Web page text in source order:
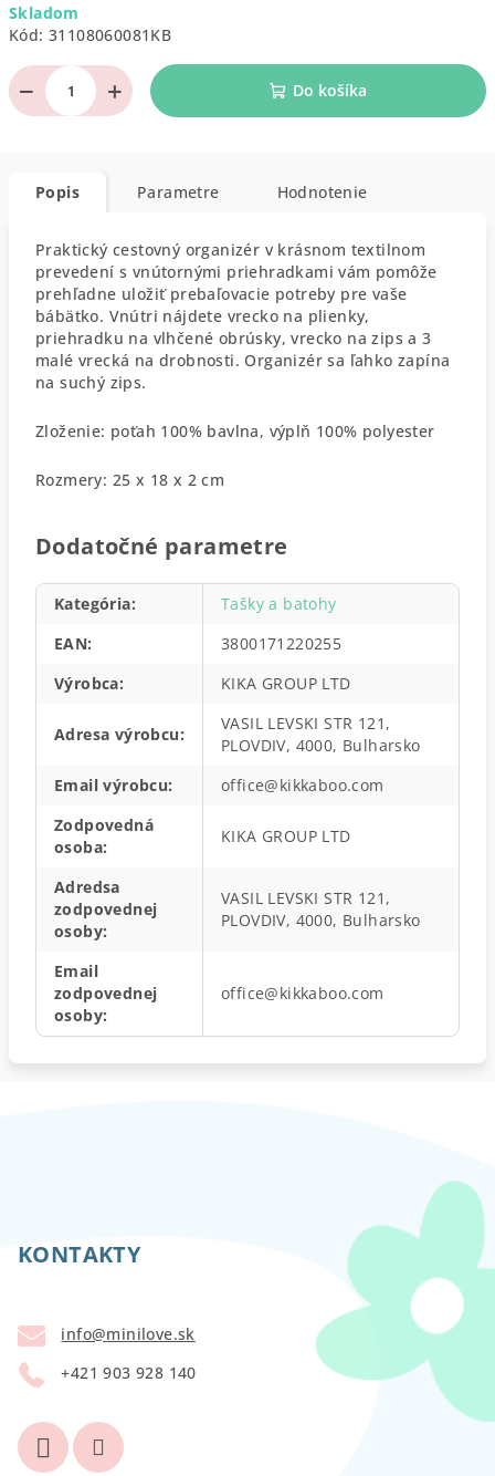
cena:
Skladom
Kód: 31108060081KB
+
− Do košíka
Popis Parametre Hodnotenie
Praktický cestovný organizér v krásnom textilnom
prevedení s vnútornými priehradkami vám pomôže
prehľadne uložiť prebaľovacie potreby pre vaše
bábätko. Vnútri nájdete vrecko na plienky,
priehradku na vlhčené obrúsky, vrecko na zips a 3
malé vrecká na drobnosti. Organizér sa ľahko zapína
na suchý zips.
Zloženie: poťah 100% bavlna, výplň 100% polyester
Rozmery: 25 x 18 x 2 cm
Dodatočné parametre
Kategória:
Tašky a batohy
EAN:
3800171220255
Výrobca: KIKA GROUP LTD
Adresa výrobcu:
VASIL LEVSKI STR 121,
PLOVDIV, 4000, Bulharsko
Email výrobcu:
office@kikkaboo.com
Zodpovedná
osoba:
KIKA GROUP LTD
Adredsa
zodpovednej
osoby:
VASIL LEVSKI STR 121,
PLOVDIV, 4000, Bulharsko
Email
zodpovednej
osoby:
office@kikkaboo.com
KONTAKTY
info@minilove.sk
+421 903 928 140